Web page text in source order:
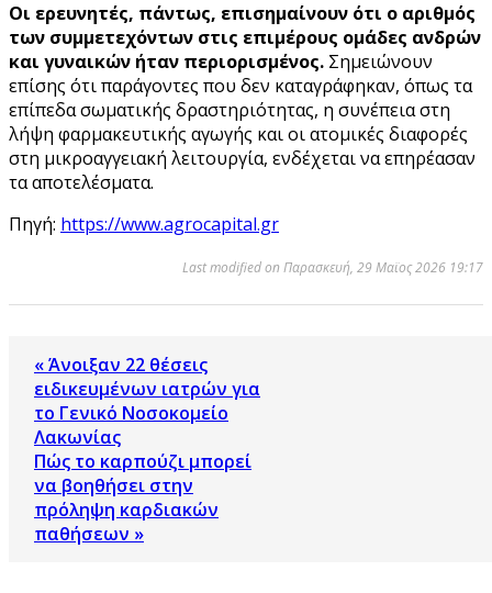
Οι ερευνητές, πάντως, επισημαίνουν ότι ο αριθμός
των συμμετεχόντων στις επιμέρους ομάδες ανδρών
και γυναικών ήταν περιορισμένος. Σημειώνουν
επίσης ότι παράγοντες που δεν καταγράφηκαν, όπως τα
επίπεδα σωματικής δραστηριότητας, η συνέπεια στη
λήψη φαρμακευτικής αγωγής και οι ατομικές διαφορές
στη μικροαγγειακή λειτουργία, ενδέχεται να επηρέασαν
τα αποτελέσματα.
Πηγή: https://www.agrocapital.gr
Last modified on Παρασκευή, 29 Μαϊος 2026 19:17
« Άνοιξαν 22 θέσεις
ειδικευμένων ιατρών για
το Γενικό Νοσοκομείο
Λακωνίας
Πώς το καρπούζι μπορεί
να βοηθήσει στην
πρόληψη καρδιακών
παθήσεων »